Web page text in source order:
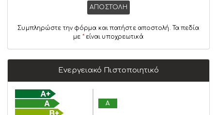
ΑΠΟΣΤΟΛΗ
Συμπληρώστε την φόρμα και πατήστε αποστολή. Τα πεδία
με *είναι υποχρεωτικά
Ενεργειακό Πιστοποιητικό
A